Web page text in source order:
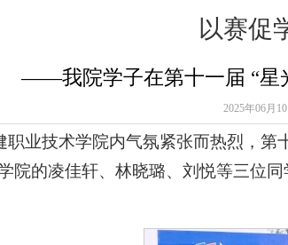
以赛促
——我院学子在第十一届 “星
2025年06月
职业技术学院内气氛紧张而热烈，
院的凌佳轩、林晓璐、刘悦等三位